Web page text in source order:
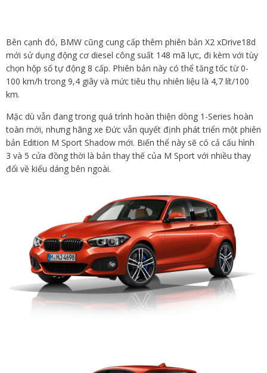
Bên cạnh đó, BMW cũng cung cấp thêm phiên bản X2 xDrive18d
mới sử dụng động cơ diesel công suất 148 mã lực, đi kèm với tùy
chọn hộp số tự động 8 cấp. Phiên bản này có thể tăng tốc từ 0-
100 km/h trong 9,4 giây và mức tiêu thụ nhiên liệu là 4,7 lít/100
km.
Mặc dù vẫn đang trong quá trình hoàn thiện dòng 1-Series hoàn
toàn mới, nhưng hãng xe Đức vẫn quyết định phát triển một phiên
bản Edition M Sport Shadow mới. Biến thể này sẽ có cả cấu hình
3 và 5 cửa đồng thời là bản thay thế của M Sport với nhiều thay
đổi về kiểu dáng bên ngoài.